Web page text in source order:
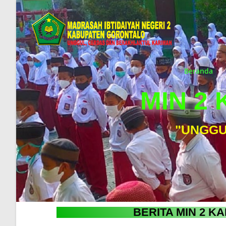
Beranda
MIN 2
BERITA MIN 2